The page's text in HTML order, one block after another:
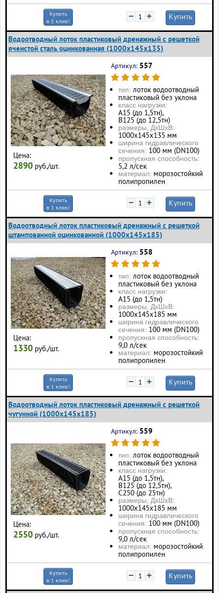
Купить
в 1 клик!
− + Купить
Водоотводный лоток пластиковый дренажный с решеткой
ячеистой сталь оцинкованная (1000x145x135)
Цена:
2890 руб./шт.
Артикул: 557
тип: лоток водоотводный
пластиковый без уклона
класс нагрузки:
А15 (до 1,5тн),
В125 (до 12,5тн)
размеры, ДхШхВ:
1000х145х135 мм
ширина гидравлического
сечения: 100 мм (DN100)
пропускная способность:
5,2 л/сек
материал: морозостойкий
полипропилен
Купить
в 1 клик!
− + Купить
Водоотводный лоток пластиковый дренажный с решеткой
штампованной оцинкованной (1000x145x185)
Цена:
1330 руб./шт.
Артикул: 558
тип: лоток водоотводный
пластиковый без уклона
класс нагрузки:
А15 (до 1,5тн)
размеры, ДхШхВ:
1000х145х185 мм
ширина гидравлического
сечения: 100 мм (DN100)
пропускная способность:
9,0 л/сек
материал: морозостойкий
полипропилен
Купить
в 1 клик!
− + Купить
Водоотводный лоток пластиковый дренажный с решеткой
чугунной (1000x145x185)
Цена:
2550 руб./шт.
Артикул: 559
тип: лоток водоотводный
пластиковый без уклона
класс нагрузки:
А15 (до 1,5тн),
В125 (до 12,5тн),
С250 (до 25тн)
размеры, ДхШхВ:
1000х145х185 мм
ширина гидравлического
сечения: 100 мм (DN100)
пропускная способность:
9,0 л/сек
материал: морозостойкий
полипропилен
Купить
в 1 клик!
− + Купить